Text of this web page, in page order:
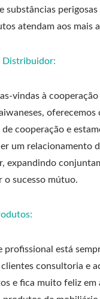
substâncias
atendam aos mais
Distribuidor:
vindas à
oferecemos
cooperação e
um relacionamento
expandindo
o sucesso mútuo.
profissional está
consultoria e
e fica muito feliz em